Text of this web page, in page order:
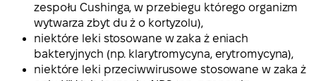
zespołu Cushinga, w przebiegu którego organizm
wytwarza zbyt du ż o kortyzolu),
niektóre leki stosowane w zaka ż eniach
bakteryjnych (np. klarytromycyna, erytromycyna),
niektóre leki przeciwwirusowe stosowane w zaka ż